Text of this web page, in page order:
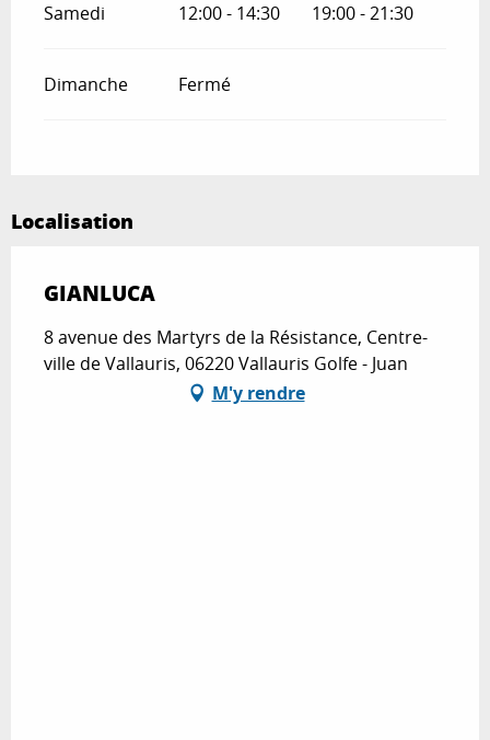
Samedi 12:00 - 14:30 19:00 - 21:30
Dimanche Fermé
Localisation
GIANLUCA
8 avenue des Martyrs de la Résistance, Centre-
ville de Vallauris, 06220 Vallauris Golfe - Juan
M'y rendre